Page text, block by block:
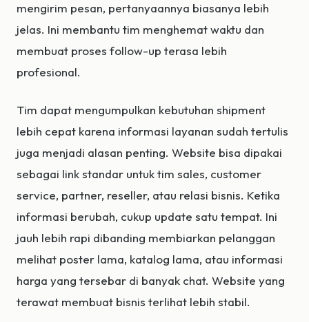
mengirim pesan, pertanyaannya biasanya lebih
jelas. Ini membantu tim menghemat waktu dan
membuat proses follow-up terasa lebih
profesional.
Tim dapat mengumpulkan kebutuhan shipment
lebih cepat karena informasi layanan sudah tertulis
juga menjadi alasan penting. Website bisa dipakai
sebagai link standar untuk tim sales, customer
service, partner, reseller, atau relasi bisnis. Ketika
informasi berubah, cukup update satu tempat. Ini
jauh lebih rapi dibanding membiarkan pelanggan
melihat poster lama, katalog lama, atau informasi
harga yang tersebar di banyak chat. Website yang
terawat membuat bisnis terlihat lebih stabil.